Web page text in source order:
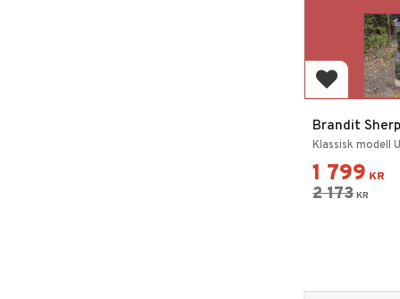
Lägg till i
Brandit
Klassisk modell
1 799 KR
2 173 KR